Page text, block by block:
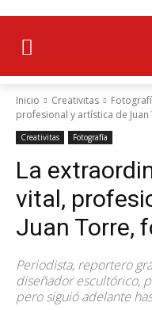
Inicio Creativitas
profesional y artística de
Creativitas Fotografía
La
vital,
Juan Torre,
Periodista, reportero
diseñador escultórico,
pero siguió adelante